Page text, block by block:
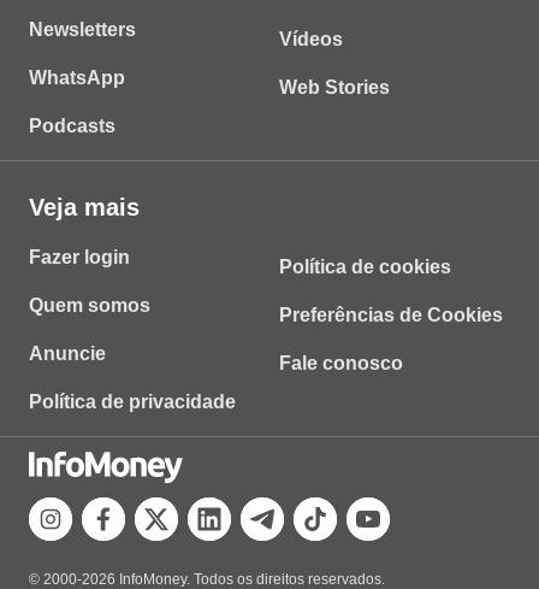
Newsletters
WhatsApp
Podcasts
Vídeos
Web Stories
Veja mais
Fazer login
Quem somos
Anuncie
Política de privacidade
Política de cookies
Preferências de Cookies
Fale conosco
© 2000-2026 InfoMoney. Todos os direitos reservados.